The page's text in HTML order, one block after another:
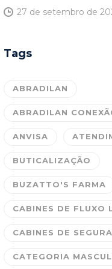
27 de setembro de
Tags
ABRADILAN
ABRADILAN
ANVISA
BUTICALIZAÇÃO
BUZATTO'S FARMA
CABINES DE FLUXO
CABINES DE
CATEGORIA